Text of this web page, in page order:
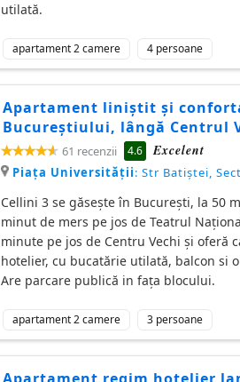
utilată.
apartament 2 camere 4 persoane
Apartament liniștit și
Bucureștiului, lângă Centrul
61 recenzii 4.6 Excelent
Piaţa Universităţii: Str Batiștei,
Cellini 3 se găsește în București, la 50
minut de mers pe jos de Teatrul
minute pe jos de Centru Vechi și oferă
hotelier, cu bucatărie utilată, balcon si
Are parcare publică in fața blocului.
apartament 2 camere 3 persoane